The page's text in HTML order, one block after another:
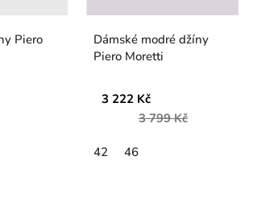
Dámské modré džíny
Piero Moretti
3 222 Kč
3 799 Kč
42 46